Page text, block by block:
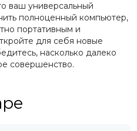
ваш универсальный
полноценный компьютер,
портативным и
для себя новые
насколько далеко
совершенство.